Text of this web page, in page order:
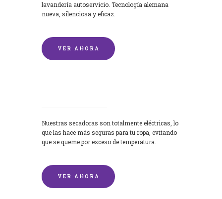
lavandería autoservicio. Tecnología alemana
nueva, silenciosa y eficaz.
VER AHORA
Nuestras secadoras son totalmente eléctricas, lo
que las hace más seguras para tu ropa, evitando
que se queme por exceso de temperatura.
VER AHORA